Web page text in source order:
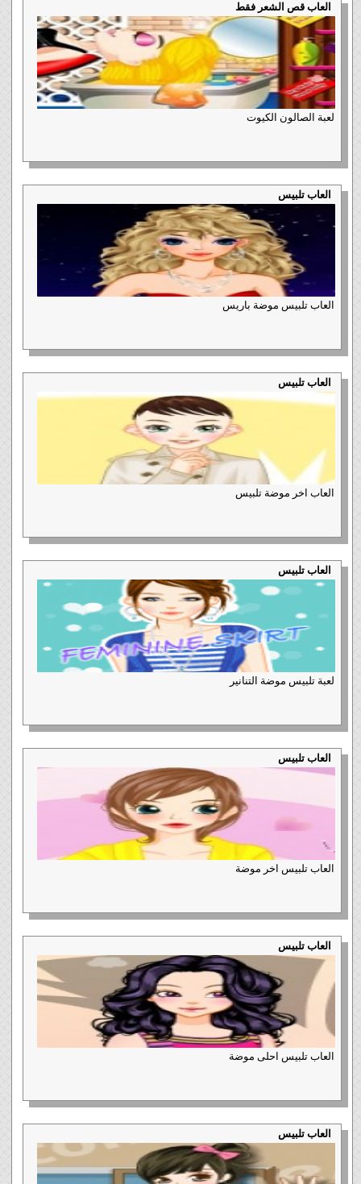
العاب قص الشعر فقط
لعبة الصالون الكيوت
العاب تلبيس
العاب تلبيس موضة باريس
العاب تلبيس
العاب اخر موضة تلبيس
العاب تلبيس
لعبة تلبيس موضة التنانير
العاب تلبيس
العاب تلبيس اخر موضة
العاب تلبيس
العاب تلبيس احلى موضة
العاب تلبيس